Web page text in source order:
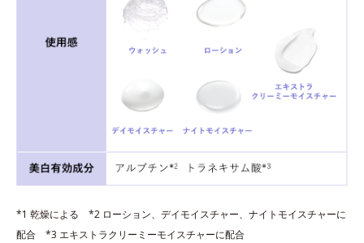
*1 乾燥による *2 ローション、デイモイスチャー、ナイトモイスチャーに
配合 *3 エキストラクリーミーモイスチャーに配合